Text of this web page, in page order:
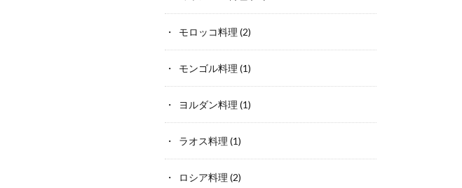
モロッコ料理 (2)
モンゴル料理 (1)
ヨルダン料理 (1)
ラオス料理 (1)
ロシア料理 (2)